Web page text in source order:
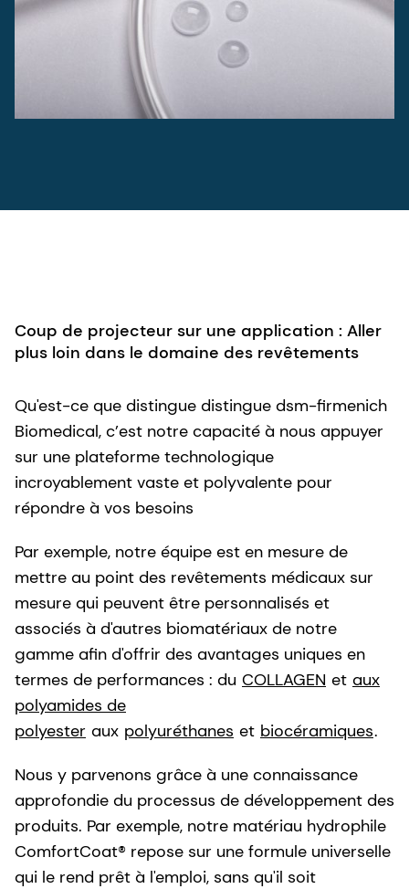
Coup de projecteur sur une application : Aller
plus loin dans le domaine des revêtements
Qu'est-ce que distingue distingue dsm-firmenich
Biomedical, c’est notre capacité à nous appuyer
sur une plateforme technologique
incroyablement vaste et polyvalente pour
répondre à vos besoins
Par exemple, notre équipe est en mesure de
mettre au point des revêtements médicaux sur
mesure qui peuvent être personnalisés et
associés à d'autres biomatériaux de notre
gamme afin d'offrir des avantages uniques en
termes de performances : du COLLAGEN et aux
polyamides de
polyester aux polyuréthanes et biocéramiques.
Nous y parvenons grâce à une connaissance
approfondie du processus de développement des
produits. Par exemple, notre matériau hydrophile
ComfortCoat® repose sur une formule universelle
qui le rend prêt à l'emploi, sans qu'il soit